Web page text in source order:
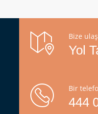
Bize
Yol
Bir
444